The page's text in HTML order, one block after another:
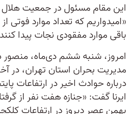
این مقام مسئول در جمعیت
«امیدواریم که تعداد موارد فوتی
باقی موارد مفقودی نجات پیدا
امروز، شنبه ششم دی‌ماه، منصور
مدیریت بحران استان تهران، در
درباره حوادث اخیر در ارتفاعات
ایرنا گفت: «جنازه هفت نفر از
بهمن عصر دیروز در ارتفاعات